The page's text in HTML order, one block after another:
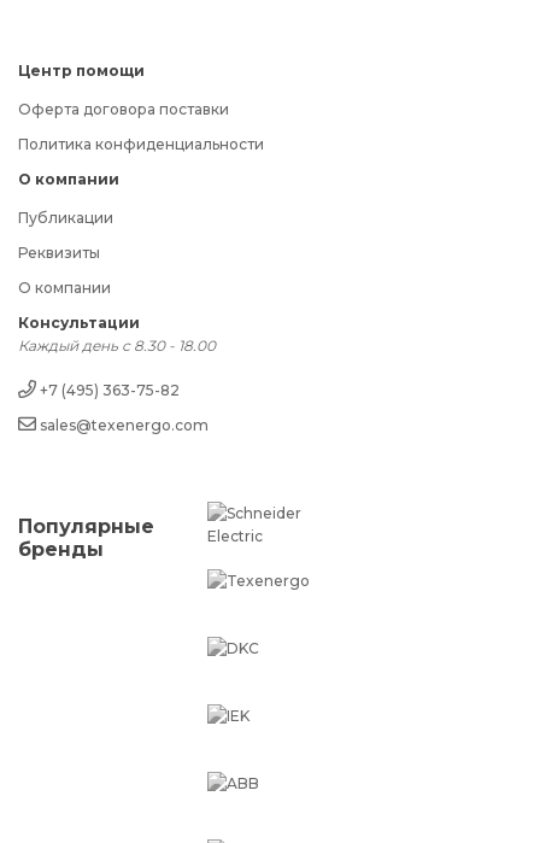
Центр помощи
Оферта договора поставки
Политика конфиденциальности
О компании
Публикации
Реквизиты
О компании
Консультации
Каждый день с 8.30 - 18.00
+7 (495) 363-75-82
sales@texenergo.com
Популярные
бренды